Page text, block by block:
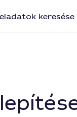
keresése